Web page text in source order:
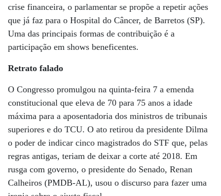
crise financeira, o parlamentar se propõe a repetir ações
que já faz para o Hospital do Câncer, de Barretos (SP).
Uma das principais formas de contribuição é a
participação em shows beneficentes.
Retrato falado
O Congresso promulgou na quinta-feira 7 a emenda
constitucional que eleva de 70 para 75 anos a idade
máxima para a aposentadoria dos ministros de tribunais
superiores e do TCU. O ato retirou da presidente Dilma
o poder de indicar cinco magistrados do STF que, pelas
regras antigas, teriam de deixar a corte até 2018. Em
rusga com governo, o presidente do Senado, Renan
Calheiros (PMDB-AL), usou o discurso para fazer uma